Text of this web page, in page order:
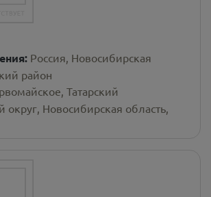
Россия, Новосибирская
район
Татарский
Новосибирская область,